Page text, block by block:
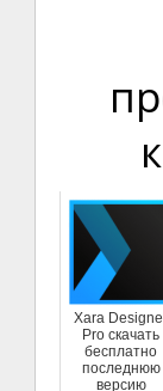
Xara
Pro скачать
бесплатно
последнюю
версию